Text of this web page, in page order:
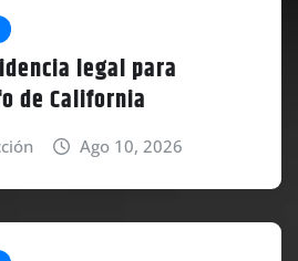
legal para
de California
Ago 10, 2026